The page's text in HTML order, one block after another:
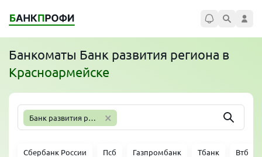
Банкоматы Банк развития региона в
Красноармейске
Банк развития региона ×
Сбербанк России Псб Газпромбанк Тбанк Втб